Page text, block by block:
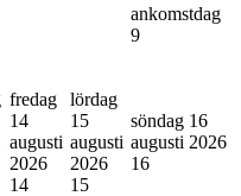
ankomstdag
9
fredag
14
augusti
2026
14
lördag
15
augusti
2026
15
söndag 16
augusti 2026
16